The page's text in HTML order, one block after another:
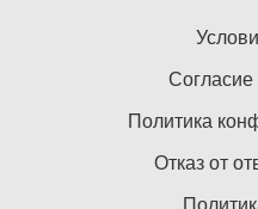
Согласие
Политика
Отказ от